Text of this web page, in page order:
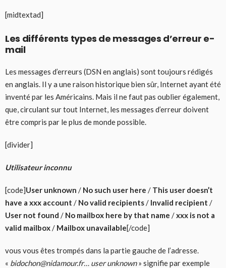
[midtextad]
Les différents types de messages d’erreur e-
mail
Les messages d’erreurs (DSN en anglais) sont toujours rédigés
en anglais. Il y a une raison historique bien sûr, Internet ayant été
inventé par les Américains. Mais il ne faut pas oublier également,
que, circulant sur tout Internet, les messages d’erreur doivent
être compris par le plus de monde possible.
[divider]
Utilisateur inconnu
[code]User unknown / No such user here / This user doesn’t
have a xxx account / No valid recipients/ Invalid recipient /
User not found / No mailbox here by that name /xxx is not a
valid mailbox/ Mailbox unavailable[/code]
vous vous êtes trompés dans la partie gauche de l’adresse.
« bidochon@nidamour.fr… user unknown» signifie par exemple